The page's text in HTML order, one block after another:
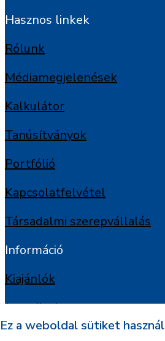
Hasznos linkek
Rólunk
Médiamegjelenések
Kalkulátor
Tanúsítványok
Portfólió
Kapcsolatfelvétel
Társadalmi szerepvállalás
Információ
Kiajánlók
Jognyilatkozat
Ez a weboldal sütiket használ